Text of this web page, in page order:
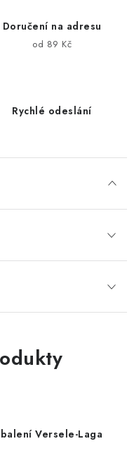
Doručení na adresu
od 89 Kč
Rychlé odeslání
Versele-Laga